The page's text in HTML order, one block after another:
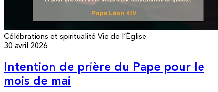
Célébrations et spiritualité Vie de l’Église
30 avril 2026
Intention de prière du Pape pour le
mois de mai